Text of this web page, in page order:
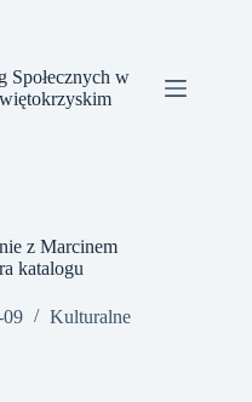
Społecznych w
z Marcinem
katalogu
09 Kulturalne